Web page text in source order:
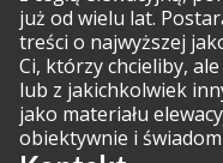
już od wielu lat.
treści o najwyższej
Ci, którzy chcieliby,
lub z jakichkolwiek
jako materiału
obiektywnie i